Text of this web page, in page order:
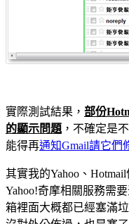
實際測試結果， 部份
的顯示問題，不確定是
能得再通知Gmail請它們
其實我的Yahoo、
Yahoo!奇摩相關服務需
箱裡面大概都已經塞滿